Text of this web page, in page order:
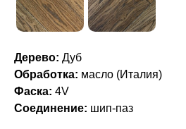
Дерево: Дуб
Обработка: масло (Италия)
Фаска: 4V
Соединение: шип-паз